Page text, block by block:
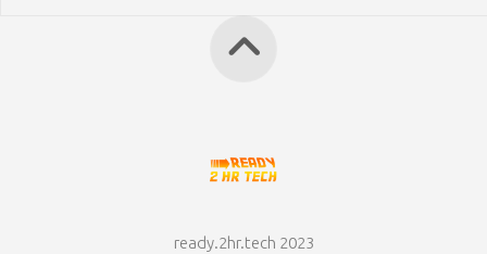
ready.2hr.tech 2023